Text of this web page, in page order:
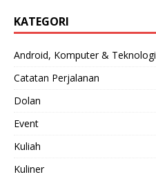
KATEGORI
Android, Komputer & Teknologi
Catatan Perjalanan
Dolan
Event
Kuliah
Kuliner